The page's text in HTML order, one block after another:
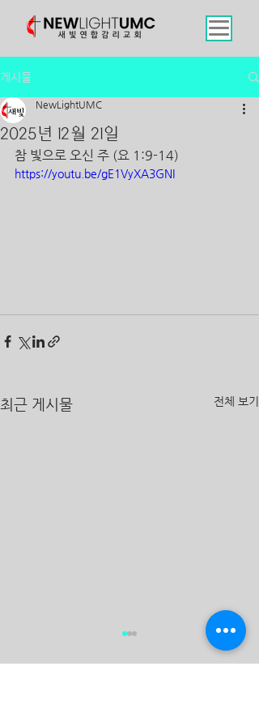
게시물
2025년 12월 21일
NewLightUMC
참 빛으로 오신 주 (요 1:9-14)
https://youtu.be/gE1VyXA3GNI
최근 게시물 전체 보기